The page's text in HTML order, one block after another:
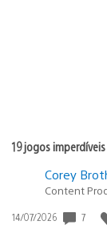
19 jogos
Corey
Content
Data
14/07/2026 7